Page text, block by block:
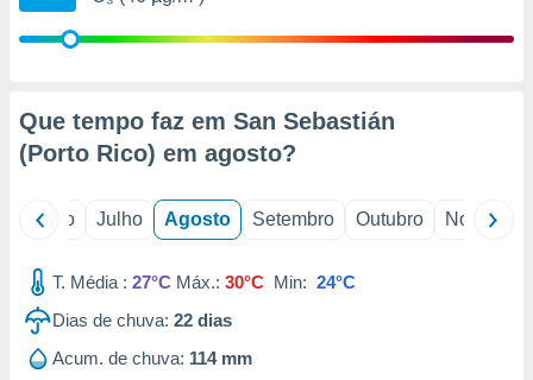
estudos
de
1199
Que tempo faz em San Sebastián
(Porto Rico) em agosto?
Junho Julho Agosto Setembro Outubro Novembro
T. Média : 27°C Máx.: 30°C Min: 24°C
Dias de chuva: 22 dias
Acum. de chuva: 114 mm